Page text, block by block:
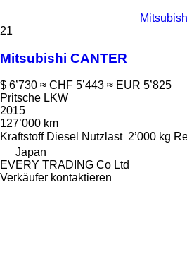
21
Mitsubishi CANTER
$ 6’730 ≈ CHF 5’443 ≈ EUR 5’825
Pritsche LKW
2015
127’000 km
Kraftstoff Diesel Nutzlast 2’000 kg
Japan
EVERY TRADING Co Ltd
Verkäufer kontaktieren